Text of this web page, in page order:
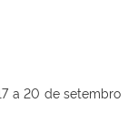
a 20 de setembro